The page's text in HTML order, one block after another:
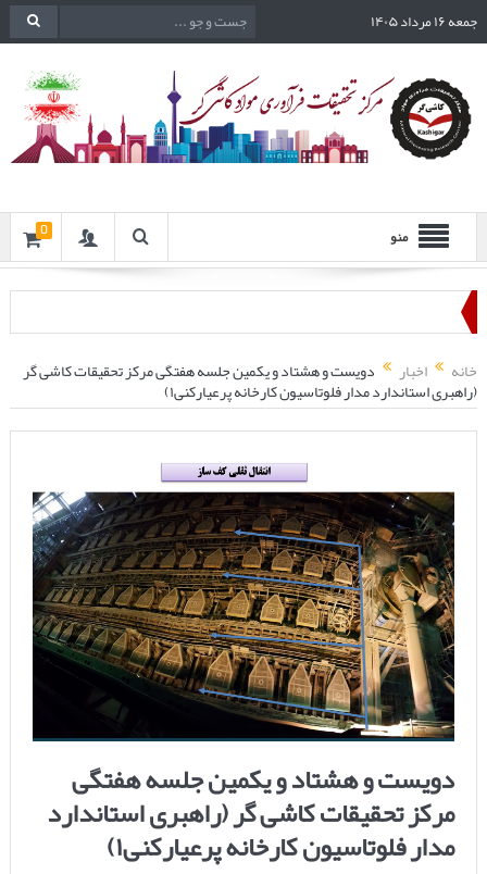
جمعه ۱۶ مرداد ۱۴۰۵
منو 0
خانه اخبار دویست و هشتاد و یکمین جلسه هفتگی مرکز تحقیقات کاشی گر
(راهبری استاندارد مدار فلوتاسیون کارخانه پرعیارکنی۱)
دویست و هشتاد و یکمین جلسه هفتگی
مرکز تحقیقات کاشی گر (راهبری استاندارد
مدار فلوتاسیون کارخانه پرعیارکنی۱)